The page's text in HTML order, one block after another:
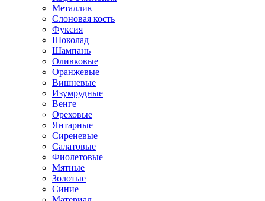
Металлик
Слоновая кость
Фуксия
Шоколад
Шампань
Оливковые
Оранжевые
Вишневые
Изумрудные
Венге
Ореховые
Янтарные
Сиреневые
Салатовые
Фиолетовые
Мятные
Золотые
Синие